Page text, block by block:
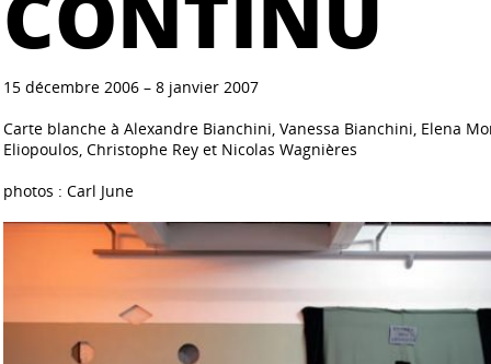
15 décembre 2006 – 8 janvier 2007
Carte blanche à Alexandre Bianchini, Vanessa Bianchini, Elena
Eliopoulos, Christophe Rey et Nicolas Wagnières
photos : Carl June